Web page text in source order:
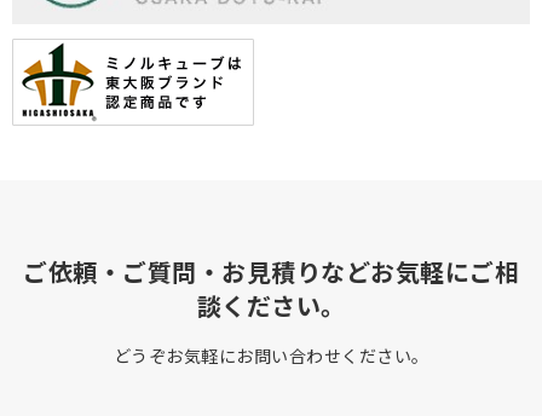
ご依頼・ご質問・お見積りなどお気軽にご相
談ください。
どうぞお気軽にお問い合わせください。